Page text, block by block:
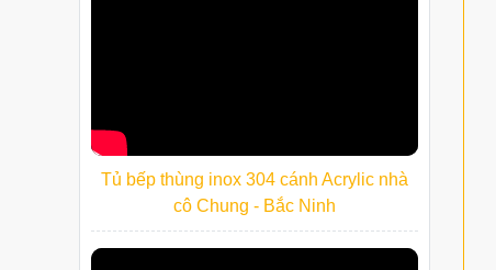
Tủ bếp thùng inox 304 cánh Acrylic nhà
cô Chung - Bắc Ninh